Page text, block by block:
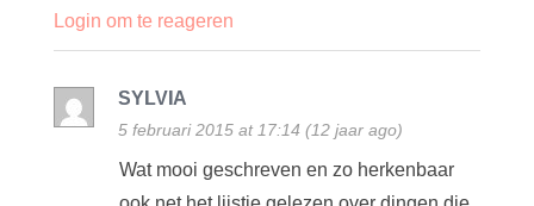
Login om te reageren
SYLVIA
5 februari 2015 at 17:14 (12 jaar ago)
Wat mooi geschreven en zo herkenbaar